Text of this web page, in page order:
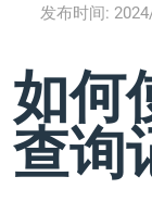
发布时间:
如何
查询